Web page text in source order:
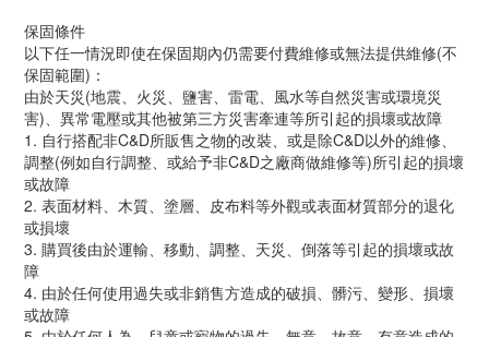
保固條件
以下任一情況即使在保固期內仍需要付費維修或無法提供維修(不
保固範圍)：
由於天災(地震、火災、鹽害、雷電、風水等自然災害或環境災
害)、異常電壓或其他被第三方災害牽連等所引起的損壞或故障
1. 自行搭配非C&D所販售之物的改裝、或是除C&D以外的維修、
調整(例如自行調整、或給予非C&D之廠商做維修等)所引起的損壞
或故障
2. 表面材料、木質、塗層、皮布料等外觀或表面材質部分的退化
或損壞
3. 購買後由於運輸、移動、調整、天災、倒落等引起的損壞或故
障
4. 由於任何使用過失或非銷售方造成的破損、髒污、變形、損壞
或故障